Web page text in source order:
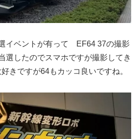
イベントが有って EF64 37の撮影
選したのでスマホですが撮影してき
きですが64もカッコ良いですね。